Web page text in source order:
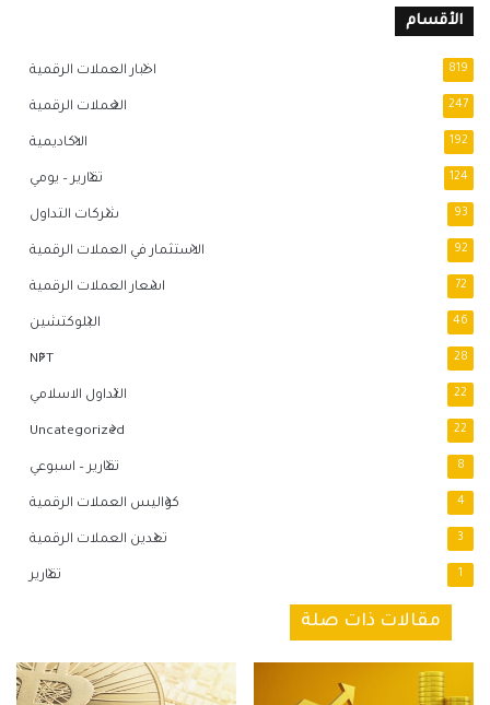
الأقسام
اخبار العملات الرقمية 819
العملات الرقمية 247
الاكاديمية 192
تقارير – يومي 124
شركات التداول 93
الاستثمار في العملات الرقمية 92
اسعار العملات الرقمية 72
البلوكتشين 46
NFT 28
التداول الاسلامي 22
Uncategorized 22
تقارير – اسبوعي 8
كواليس العملات الرقمية 4
تعدين العملات الرقمية 3
تقارير 1
مقالات ذات صلة